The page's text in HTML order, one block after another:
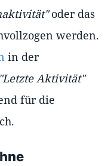
oder das
werden.
in der
"Letzte Aktivität"
für die